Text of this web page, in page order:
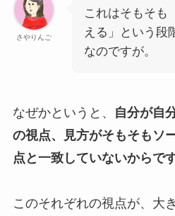
さやりんご
これはそもそも
える」という段
なのですが。
なぜかというと、
自分が自
の視点、見方がそもそもソ
点と一致していないからです
このそれぞれの視点が、大